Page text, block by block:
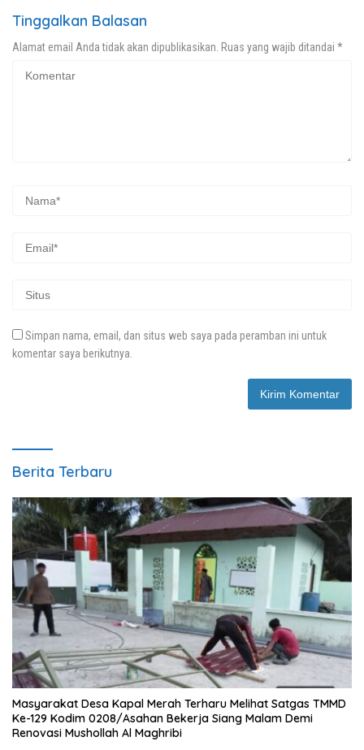
Tinggalkan Balasan
Alamat email Anda tidak akan dipublikasikan. Ruas yang wajib ditandai *
Simpan nama, email, dan situs web saya pada peramban ini untuk
komentar saya berikutnya.
Berita Terbaru
Masyarakat Desa Kapal Merah Terharu Melihat Satgas TMMD
Ke-129 Kodim 0208/Asahan Bekerja Siang Malam Demi
Renovasi Mushollah Al Maghribi